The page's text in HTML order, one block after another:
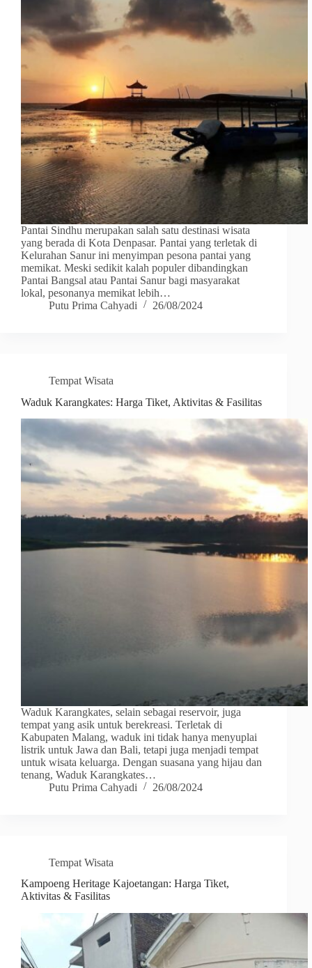
Pantai Sindhu merupakan salah satu destinasi wisata
yang berada di Kota Denpasar. Pantai yang terletak di
Kelurahan Sanur ini menyimpan pesona pantai yang
memikat. Meski sedikit kalah populer dibandingkan
Pantai Bangsal atau Pantai Sanur bagi masyarakat
lokal, pesonanya memikat lebih…
Putu Prima Cahyadi
26/08/2024
Tempat Wisata
Waduk Karangkates: Harga Tiket, Aktivitas & Fasilitas
Waduk Karangkates, selain sebagai reservoir, juga
tempat yang asik untuk berekreasi. Terletak di
Kabupaten Malang, waduk ini tidak hanya menyuplai
listrik untuk Jawa dan Bali, tetapi juga menjadi tempat
untuk wisata keluarga. Dengan suasana yang hijau dan
tenang, Waduk Karangkates…
Putu Prima Cahyadi
26/08/2024
Tempat Wisata
Kampoeng Heritage Kajoetangan: Harga Tiket,
Aktivitas & Fasilitas